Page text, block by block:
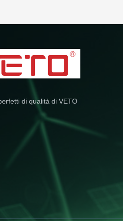
di qualità di VETO